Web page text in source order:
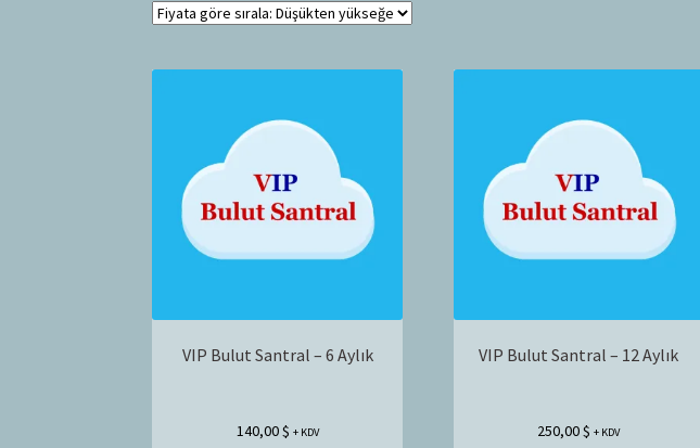
VIP Bulut Santral – 6 Aylık
140,00$ + KDV
VIP Bulut Santral – 12 Aylık
250,00$ + KDV